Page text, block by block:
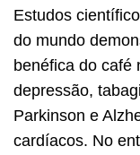
Estudos
do mundo
benéfica do café
depressão,
Parkinson e
cardíacos. No